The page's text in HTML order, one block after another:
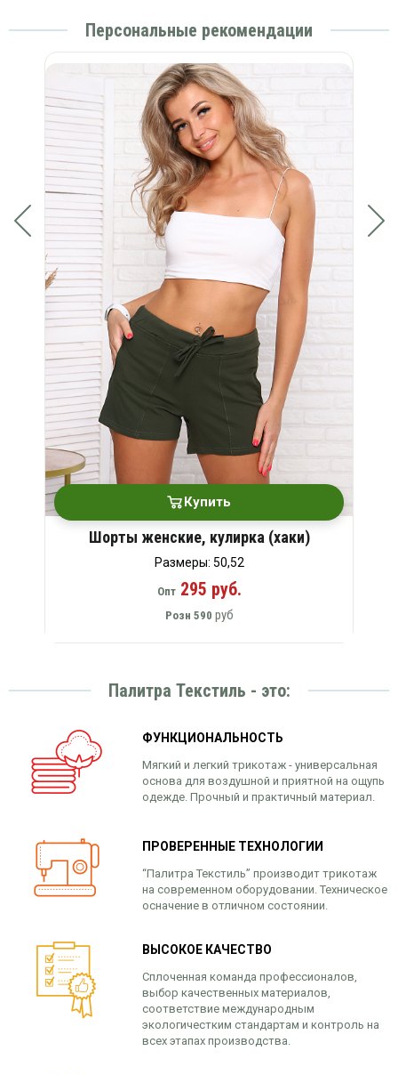
Персональные рекомендации
Купить
Шорты женские, кулирка (хаки)
Размеры: 50,52
Опт295 руб.
Розн 590 руб
Палитра Текстиль - это:
ФУНКЦИОНАЛЬНОСТЬ
Мягкий и легкий трикотаж - универсальная
основа для воздушной и приятной на ощупь
одежде. Прочный и практичный материал.
ПРОВЕРЕННЫЕ ТЕХНОЛОГИИ
“Палитра Текстиль” производит трикотаж
на современном оборудовании. Техническое
осначение в отличном состоянии.
ВЫСОКОЕ КАЧЕСТВО
Сплоченная команда профессионалов,
выбор качественных материалов,
соответствие международным
экологичестким стандартам и контроль на
всех этапах производства.